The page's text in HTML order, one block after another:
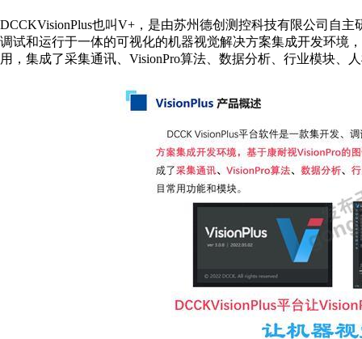
DCCKVisionPlus也叫V+，是由苏州德创测控科技有限公司自
调试和运行于一体的可视化的机器视觉解决方案集成开发环境
用，集成了采集通讯、VisionPro算法、数据分析、行业模块、